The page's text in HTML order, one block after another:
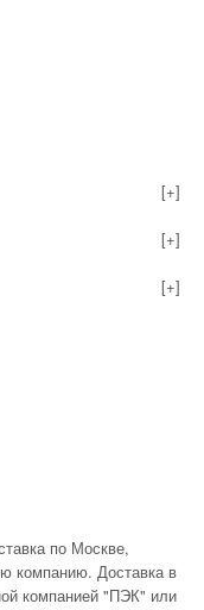
[+]
[+]
[+]
по Москве,
компанию. Доставка в
компанией "ПЭК" или